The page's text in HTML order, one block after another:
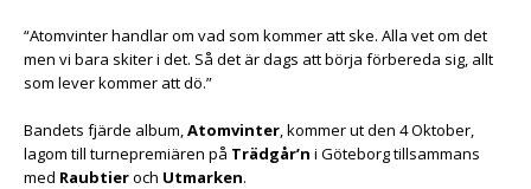
“Atomvinter handlar om vad som kommer att ske. Alla vet om det
men vi bara skiter i det. Så det är dags att börja förbereda sig, allt
som lever kommer att dö.”
Bandets fjärde album,Atomvinter, kommer ut den 4 Oktober,
lagom till turnepremiären på Trädgår’n i Göteborg tillsammans
med Raubtieroch Utmarken.